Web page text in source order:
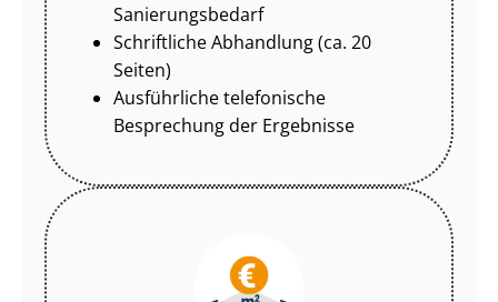
Sa­nie­rungs­be­darf
Schriftliche Abhandlung (ca. 20
Seiten)
Ausführliche telefonische
Besprechung der Ergebnisse